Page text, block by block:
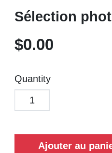
Sélection
$0.00
Quantity
Ajouter au